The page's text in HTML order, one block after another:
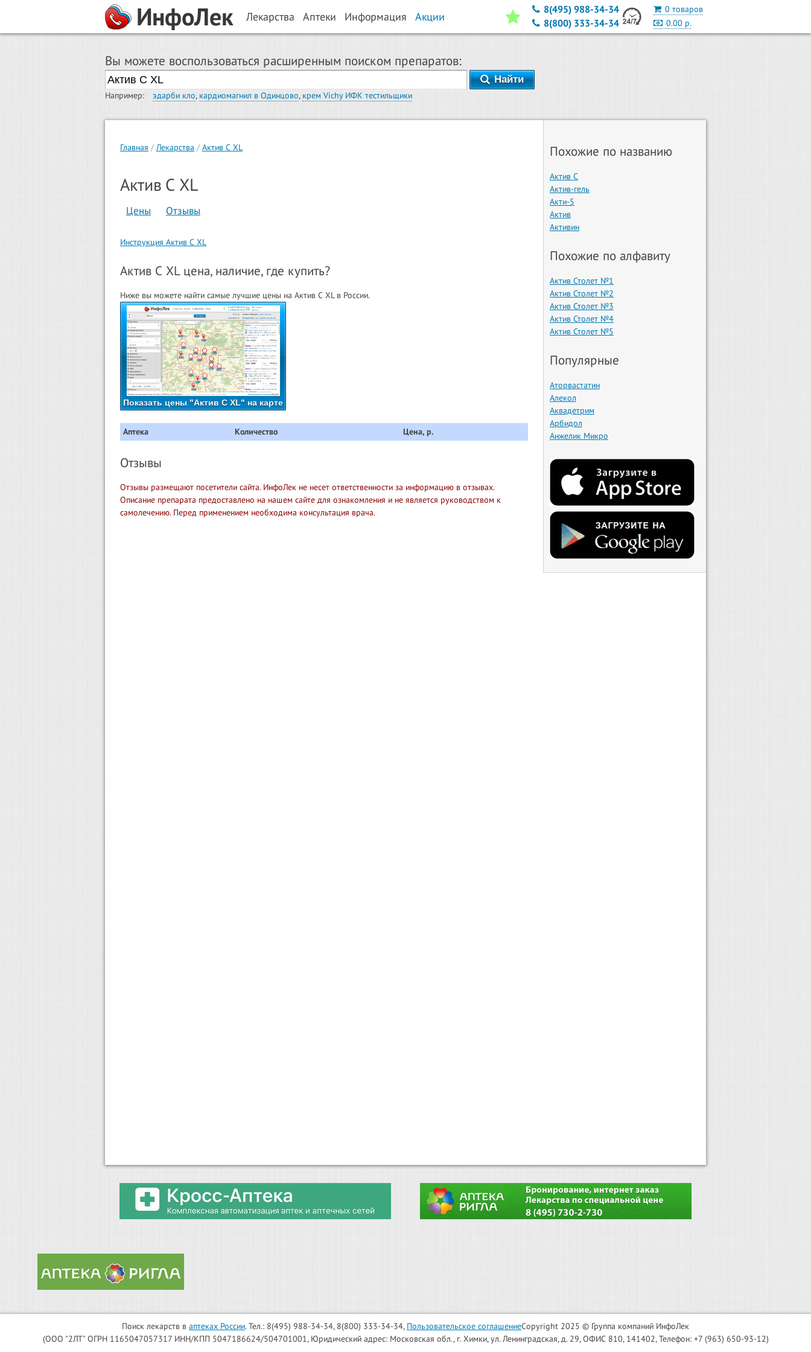
ИнфоЛек Лекарства Аптеки Информация Акции
0 товаров
0.00 р.
8(495) 988-34-34
8(800) 333-34-34
Вы можете воспользоваться расширенным поиском препаратов:
Найти
Например: эдарби кло, кардиомагнил в Одинцово, крем Vichy ИФК тестильщики
Главная Лекарства Актив С XL
Актив С XL
Цены Отзывы
Инструкция Актив С XL
Актив С XL цена, наличие, где купить?
Ниже вы можете найти самые лучшие цены на Актив С XL в России.
Показать цены "Актив С XL" на карте
Аптека Количество Цена, р.
Отзывы
Отзывы размещают посетители сайта. ИнфоЛек не несет ответственности за информацию в отзывах.
Описание препарата предоставлено на нашем сайте для ознакомления и не является руководством к
самолечению. Перед применением необходима консультация врача.
Похожие по названию
Актив С
Актив-гель
Акти-5
Актив
Активин
Похожие по алфавиту
Актив Столет №1
Актив Столет №2
Актив Столет №3
Актив Столет №4
Актив Столет №5
Популярные
Аторвастатин
Алекол
Аквадетрим
Арбидол
Анжелик Микро
Поиск лекарств в аптеках России. Тел.: 8(495) 988-34-34, 8(800) 333-34-34, Пользовательское соглашениеCopyright 2025 © Группа компаний ИнфоЛек
(ООО "2ЛТ" ОГРН 1165047057317 ИНН/КПП 5047186624/504701001, Юридический адрес: Московская обл., г. Химки, ул. Ленинградская, д. 29, ОФИС 810, 141402, Телефон: +7 (963) 650-93-12)